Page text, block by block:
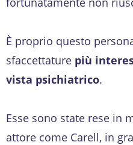
È proprio questo
sfaccettature più
vista psichiatrico.
Esse sono state rese in
attore come Carell, in